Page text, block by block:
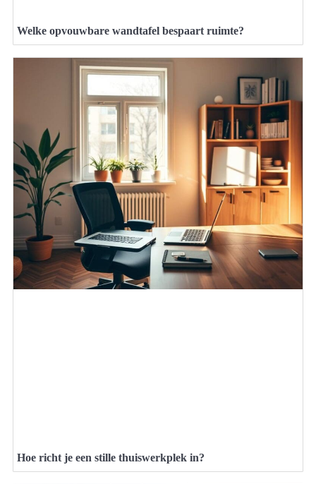
Welke opvouwbare wandtafel bespaart ruimte?
Hoe richt je een stille thuiswerkplek in?